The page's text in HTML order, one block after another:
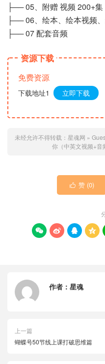
├── 05、附赠 视频 200+
├── 06、绘本、绘本视频
├── 07 配套音频
资源下载
免费资源
下载地址1 立即下载
未经允许不得转载： 星魂网 »
你（中英文视频+音
 赞 (0)
   
作者： 星魂
上一篇
蝴蝶号50节线上课打破思维篇